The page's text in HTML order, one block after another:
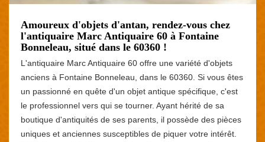
Amoureux d'objets d'antan, rendez-vous chez
l'antiquaire Marc Antiquaire 60 à Fontaine
Bonneleau, situé dans le 60360 !
L'antiquaire Marc Antiquaire 60 offre une variété d'objets
anciens à Fontaine Bonneleau, dans le 60360. Si vous êtes
un passionné en quête d'un objet antique spécifique, c'est
le professionnel vers qui se tourner. Ayant hérité de sa
boutique d'antiquités de ses parents, il possède des pièces
uniques et anciennes susceptibles de piquer votre intérêt.